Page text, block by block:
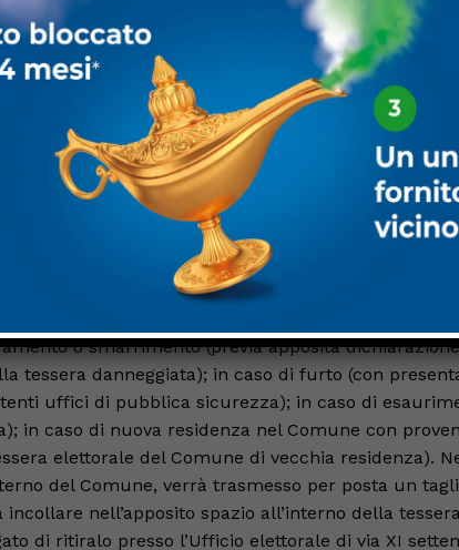
al pubblico. Per consentire ai cittadini le
al rilascio delle tessere elettorali che i
osserverà orari di apertura al pubblico
rivolgersi al personale dell’ente nella sede di via
11 giugno dalle ore 9.00 alle ore 18.00 (con orario
23.00 (con orario continuato). Gli elettori potranno
in via Unione Sovietica n.13 sabato 11 giugno
domenica 12 giugno dalle ore 9.00 alle ore
elettorale. L’Ufficio Elettorale ricorda che il
o smarrimento (previa apposita
tessera danneggiata); in caso di furto (con
uffici di pubblica sicurezza); in caso di
in caso di nuova residenza nel Comune con
elettorale del Comune di vecchia residenza).
del Comune, verrà trasmesso per posta un
nell’apposito spazio all’interno della
di ritiralo presso l’Ufficio elettorale di via XI